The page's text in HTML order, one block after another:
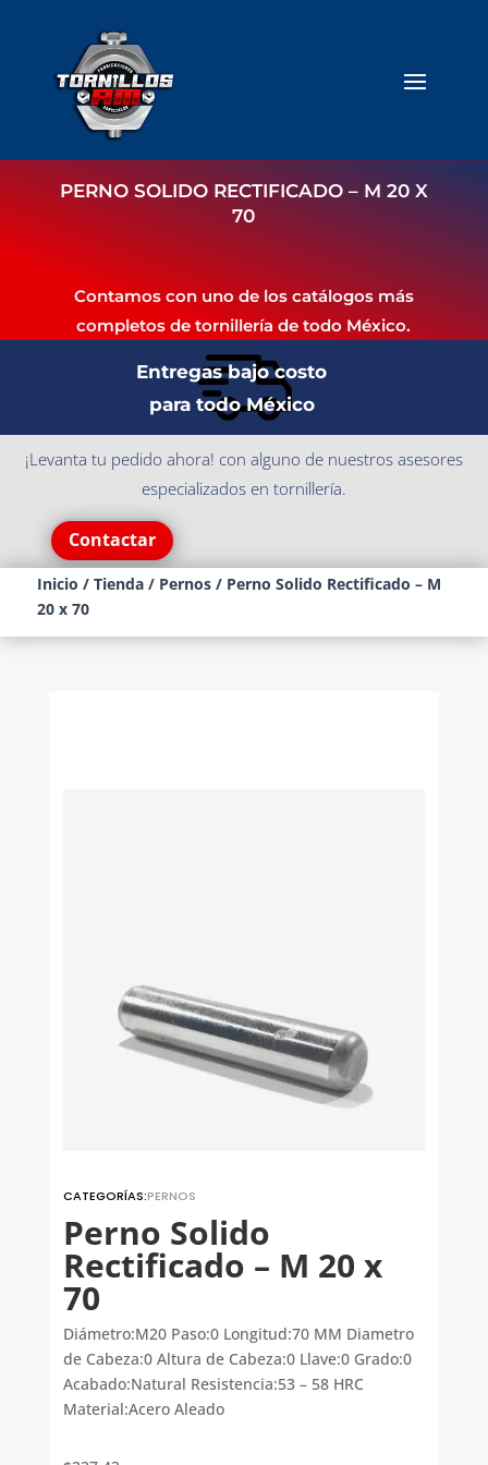
PERNO SOLIDO RECTIFICADO – M 20 X
70
Contamos con uno de los catálogos más
completos de tornillería de todo México.
Entregas bajo costo
para todo México
¡Levanta tu pedido ahora! con alguno de nuestros asesores
especializados en tornillería.
Contactar
Inicio / Tienda/ Pernos/ Perno Solido Rectificado – M
20 x 70
CATEGORÍAS:PERNOS
Perno Solido
Rectificado – M 20 x
70
Diámetro:M20 Paso:0 Longitud:70 MM Diametro
de Cabeza:0 Altura de Cabeza:0 Llave:0 Grado:0
Acabado:Natural Resistencia:53 – 58 HRC
Material:Acero Aleado